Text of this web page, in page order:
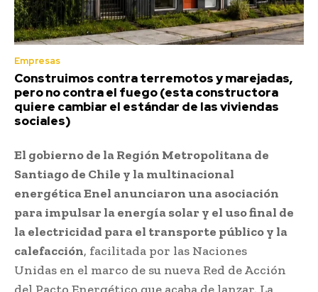
Empresas
Construimos contra terremotos y marejadas,
pero no contra el fuego (esta constructora
quiere cambiar el estándar de las viviendas
sociales)
El gobierno de la Región Metropolitana de
Santiago de Chile y la multinacional
energética Enel anunciaron una asociación
para impulsar la energía solar y el uso final de
la electricidad para el transporte público y la
calefacción, facilitada por las Naciones
Unidas en el marco de su nueva Red de Acción